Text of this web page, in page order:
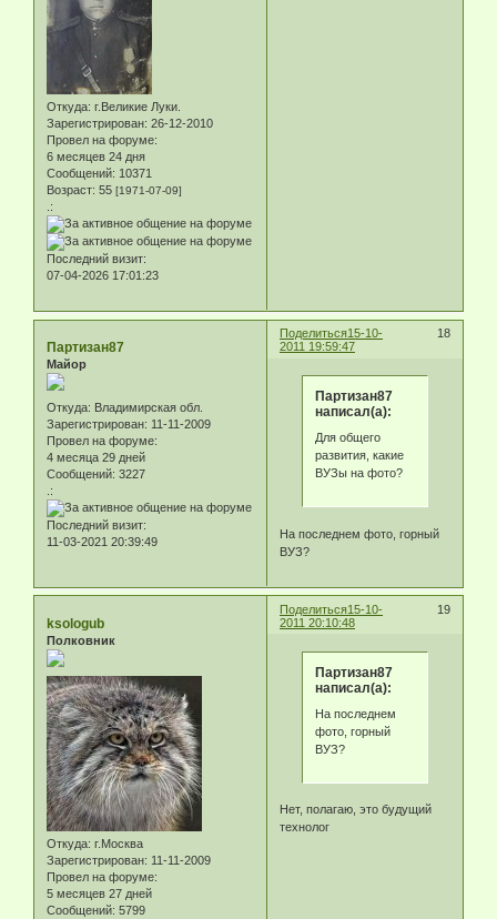
Откуда: г.Великие Луки.
Зарегистрирован: 26-12-2010
Провел на форуме:
6 месяцев 24 дня
Сообщений: 10371
Возраст: 55 [1971-07-09]
.:
Последний визит:
07-04-2026 17:01:23
Поделиться 18
15-10-
2011 19:59:47
Партизан87
Майор
Откуда: Владимирская обл.
Зарегистрирован: 11-11-2009
Провел на форуме:
4 месяца 29 дней
Сообщений: 3227
.:
Последний визит:
11-03-2021 20:39:49
Партизан87
написал(а):
Для общего
развития, какие
ВУЗы на фото?
На последнем фото, горный
ВУЗ?
Поделиться 19
15-10-
2011 20:10:48
ksologub
Полковник
Откуда: г.Москва
Зарегистрирован: 11-11-2009
Провел на форуме:
5 месяцев 27 дней
Сообщений: 5799
Партизан87
написал(а):
На последнем
фото, горный
ВУЗ?
Нет, полагаю, это будущий
технолог